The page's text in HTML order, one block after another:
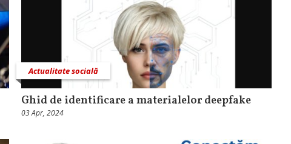
Actualitate socială
Ghid de identificare a materialelor deepfake
03 Apr, 2024